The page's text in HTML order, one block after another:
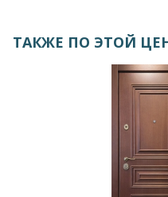
ТАКЖЕ ПО ЭТОЙ